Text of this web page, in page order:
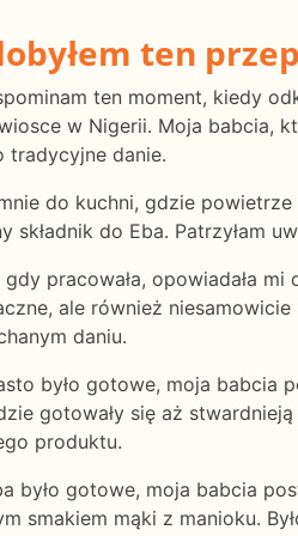
ten
ten moment, kiedy
w Nigerii. Moja babcia,
tradycyjne danie.
do kuchni, gdzie
składnik do Eba. Patrzyłam
gdy pracowała, opowiadała
ale również
daniu.
było gotowe, moja babcia
gotowały się aż
produktu.
było gotowe, moja babcia
smakiem mąki z manioku.